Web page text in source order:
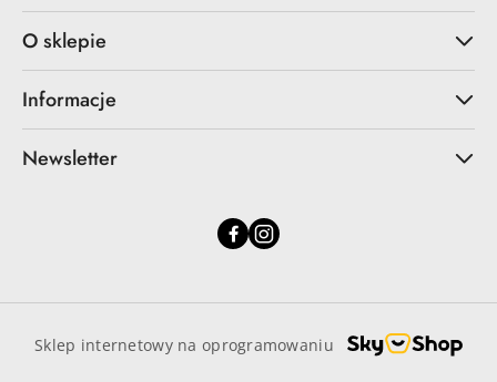
O sklepie
Informacje
Newsletter
Sklep internetowy na oprogramowaniu